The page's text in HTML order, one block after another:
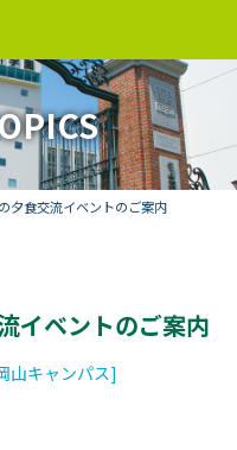
夕食交流イベントのご案内
イベントのご案内
山キャンパス]